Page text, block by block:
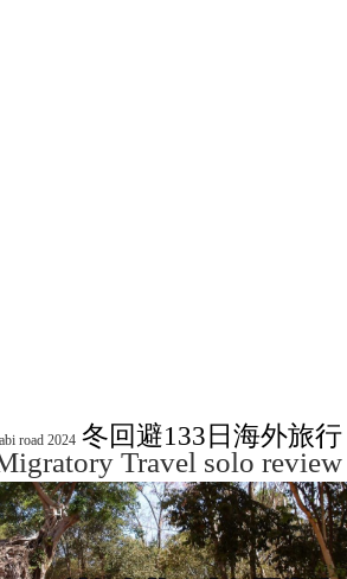
road 2024 冬回避133日海外旅行
Travel solo review